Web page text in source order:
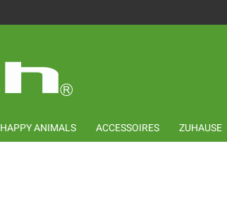
HAPPY ANIMALS ACCESSOIRES ZUHAUSE